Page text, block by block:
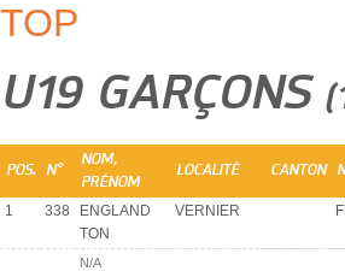
TOP
U19 GARÇONS
POS. N°
NOM,
PRÉNOM
LOCALITÉ CANTON
1 338
ENGLAND
TON
VERNIER
N/A